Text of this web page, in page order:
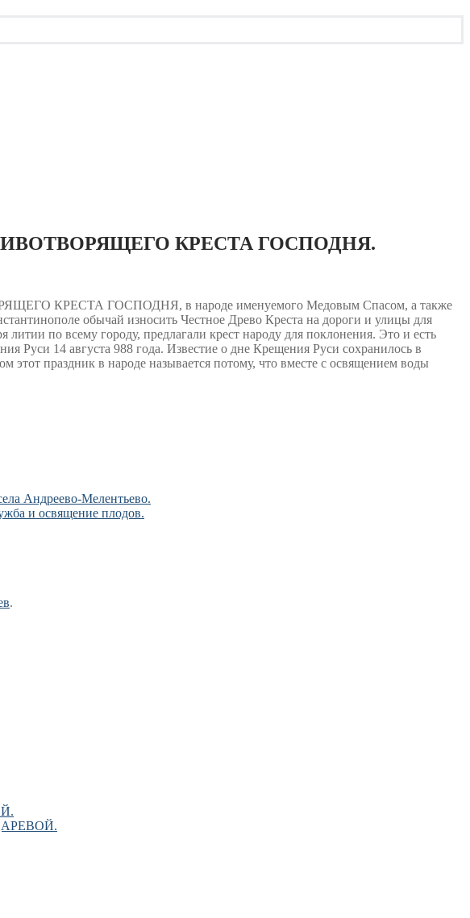
КРЕСТА ГОСПОДНЯ.
ГОСПОДНЯ, в народе именуемого Медовым Спасом, а также
обычай износить Честное Древо Креста на дороги и улицы для
по всему городу, предлагали крест народу для поклонения. Это и есть
Руси 14 августа 988 года. Известие о дне Крещения Руси сохранилось в
праздник в народе называется потому, что вместе с освящением воды
Андреево-Мелентьево.
и освящение плодов.
.